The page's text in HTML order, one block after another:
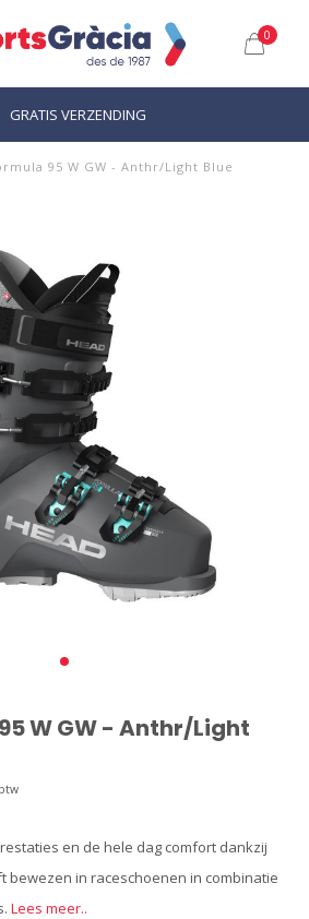
0
GRATIS VERZENDING
95 W GW - Anthr/Light Blue
W GW - Anthr/Light
en de hele dag comfort dankzij
bewezen in raceschoenen in combinatie
Lees meer..